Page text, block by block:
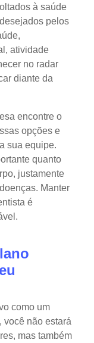
à saúde
pelos
atividade
no radar
diante da
encontre o
opções e
sua equipe.
quanto
justamente
Manter
é
como um
você não estará
mas também